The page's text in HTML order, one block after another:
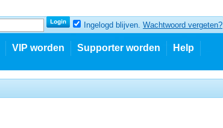
Ingelogd blijven. Wachtwoord vergeten?
VIP worden Supporter worden Help